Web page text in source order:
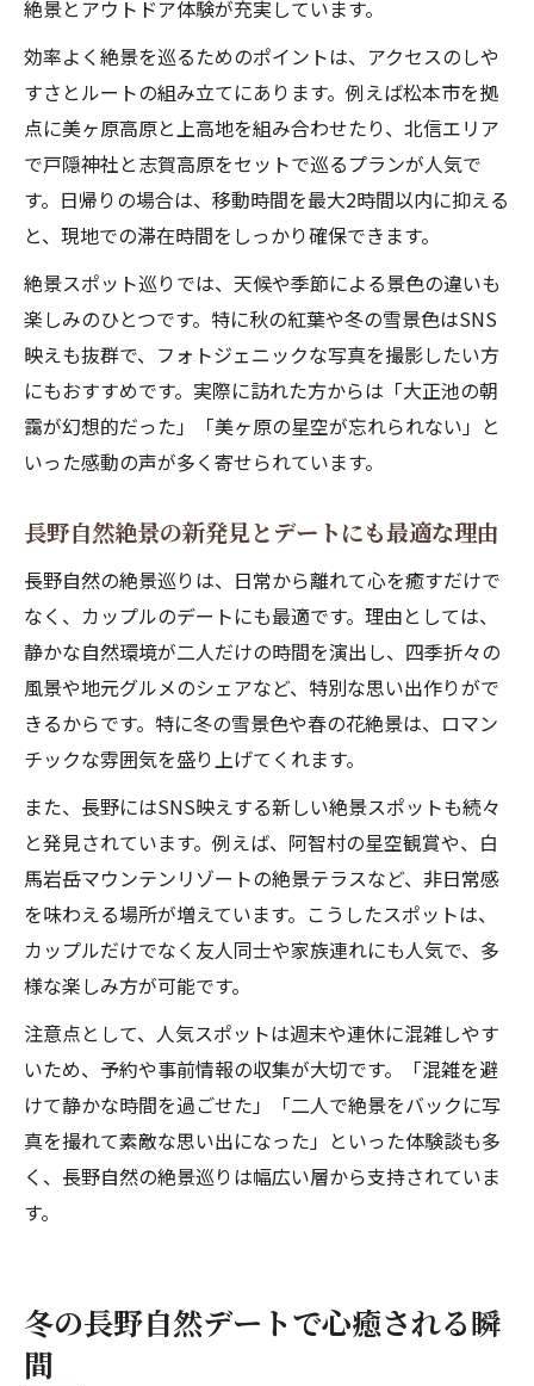
絶景とアウトドア体験が充実しています。
効率よく絶景を巡るためのポイントは、アクセスのしや
すさとルートの組み立てにあります。例えば松本市を拠
点に美ヶ原高原と上高地を組み合わせたり、北信エリア
で戸隠神社と志賀高原をセットで巡るプランが人気で
す。日帰りの場合は、移動時間を最大2時間以内に抑える
と、現地での滞在時間をしっかり確保できます。
絶景スポット巡りでは、天候や季節による景色の違いも
楽しみのひとつです。特に秋の紅葉や冬の雪景色はSNS
映えも抜群で、フォトジェニックな写真を撮影したい方
にもおすすめです。実際に訪れた方からは「大正池の朝
靄が幻想的だった」「美ヶ原の星空が忘れられない」と
いった感動の声が多く寄せられています。
長野自然絶景の新発見とデートにも最適な理由
長野自然の絶景巡りは、日常から離れて心を癒すだけで
なく、カップルのデートにも最適です。理由としては、
静かな自然環境が二人だけの時間を演出し、四季折々の
風景や地元グルメのシェアなど、特別な思い出作りがで
きるからです。特に冬の雪景色や春の花絶景は、ロマン
チックな雰囲気を盛り上げてくれます。
また、長野にはSNS映えする新しい絶景スポットも続々
と発見されています。例えば、阿智村の星空観賞や、白
馬岩岳マウンテンリゾートの絶景テラスなど、非日常感
を味わえる場所が増えています。こうしたスポットは、
カップルだけでなく友人同士や家族連れにも人気で、多
様な楽しみ方が可能です。
注意点として、人気スポットは週末や連休に混雑しやす
いため、予約や事前情報の収集が大切です。「混雑を避
けて静かな時間を過ごせた」「二人で絶景をバックに写
真を撮れて素敵な思い出になった」といった体験談も多
く、長野自然の絶景巡りは幅広い層から支持されていま
す。
冬の長野自然デートで心癒される瞬
間